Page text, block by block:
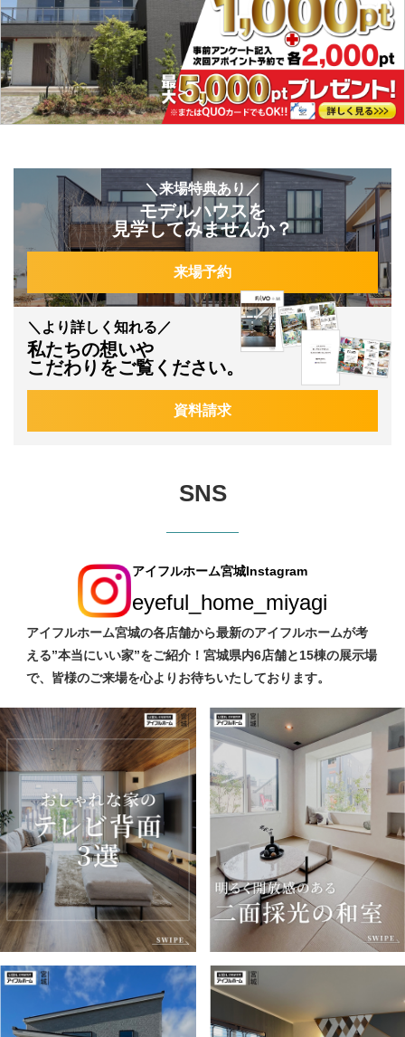
＼来場特典あり／
モデルハウスを
見学してみませんか？
来場予約
＼より詳しく知れる／
私たちの想いや
こだわりをご覧ください。
資料請求
SNS
アイフルホーム宮城Instagram
eyeful_home_miyagi
アイフルホーム宮城の各店舗から最新のアイフルホームが考
える”本当にいい家”をご紹介！宮城県内6店舗と15棟の展示場
で、皆様のご来場を心よりお待ちいたしております。